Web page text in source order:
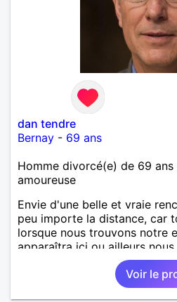
dan tendre
Bernay - 69 ans
Homme divorcé(e) de 69
amoureuse
Envie d'une belle et vraie
peu importe la distance, car
lorsque nous trouvons notre
apparaîtra ici ou ailleurs nous
Voir le